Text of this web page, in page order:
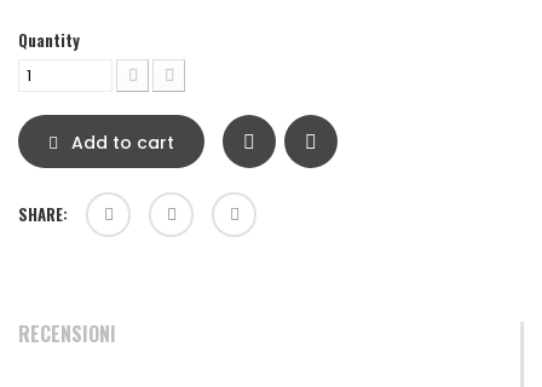
Quantity
Add to cart
SHARE:
RECENSIONI